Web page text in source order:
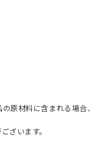
材料に含まれる場合
ざいます。